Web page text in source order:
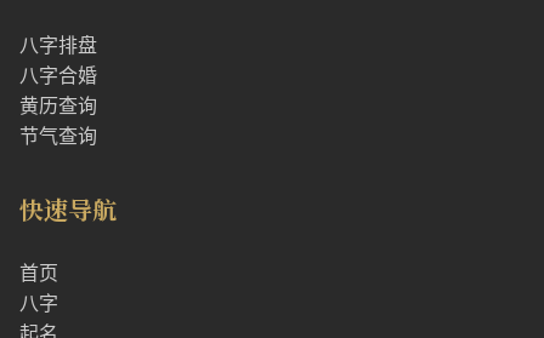
八字排盘
八字合婚
黄历查询
节气查询
快速导航
首页
八字
起名